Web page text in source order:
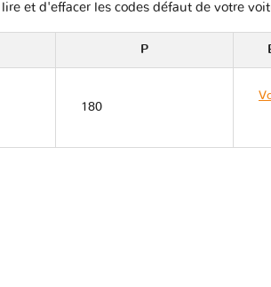
et d'effacer les codes défaut de votre
P
180